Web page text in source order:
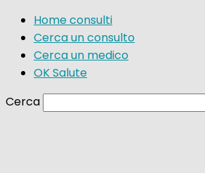
Home consulti
Cerca un consulto
Cerca un medico
OK Salute
Cerca